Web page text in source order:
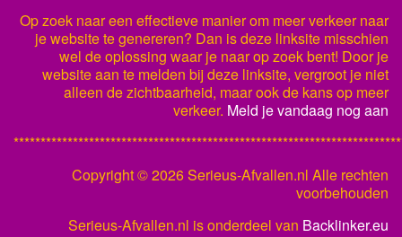
Op zoek naar een effectieve manier om meer verkeer naar
je website te genereren? Dan is deze linksite misschien
wel de oplossing waar je naar op zoek bent! Door je
website aan te melden bij deze linksite, vergroot je niet
alleen de zichtbaarheid, maar ook de kans op meer
verkeer. Meld je vandaag nog aan
Copyright ©2026 Serieus-Afvallen.nl Alle rechten
voorbehouden
Serieus-Afvallen.nl is onderdeel van Backlinker.eu